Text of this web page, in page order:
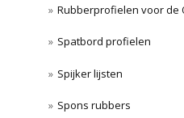
Rubberprofielen voor de
Spatbord profielen
Spijker lijsten
Spons rubbers